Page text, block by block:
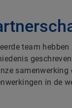
team
in de